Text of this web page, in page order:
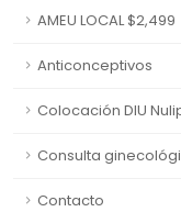
AMEU LOCAL $2,499
Anticonceptivos
Colocación DIU
Consulta
Contacto